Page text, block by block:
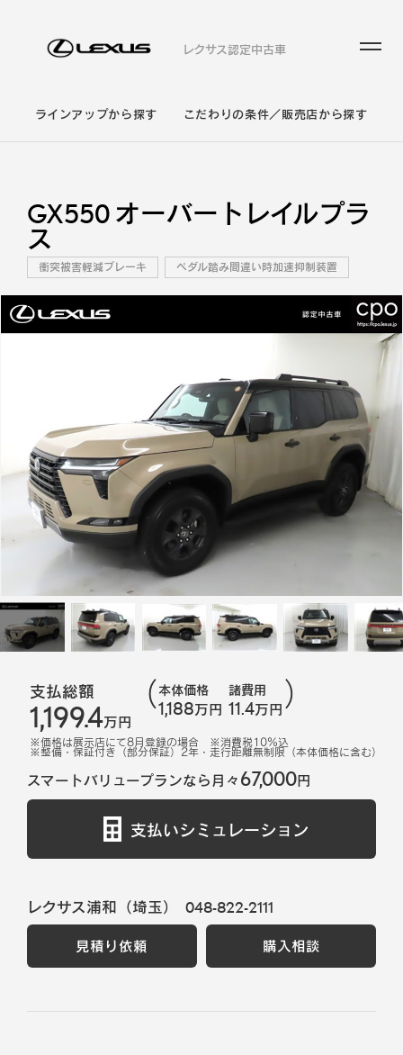
レクサス認定中古車
ラインアップから探す こだわりの条件／販売店から探す
GX550 オーバートレイルプラ
ス
衝突被害軽減ブレーキ ペダル踏み間違い時加速抑制装置
支払総額
1,199.4万円
本体価格
1,188万円
諸費用
11.4万円
※価格は展示店にて8月登録の場合 ※消費税10%込
※整備・保証付き（部分保証）2年・走行距離無制限（本体価格に含む）
スマートバリュープランなら月々 67,000円
支払いシミュレーション
レクサス浦和（埼玉） 048-822-2111
見積り依頼 購入相談